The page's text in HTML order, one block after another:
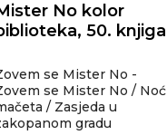
No kolor
50. knjiga
se Mister No -
se Mister No / Noć
/ Zasjeda u
gradu